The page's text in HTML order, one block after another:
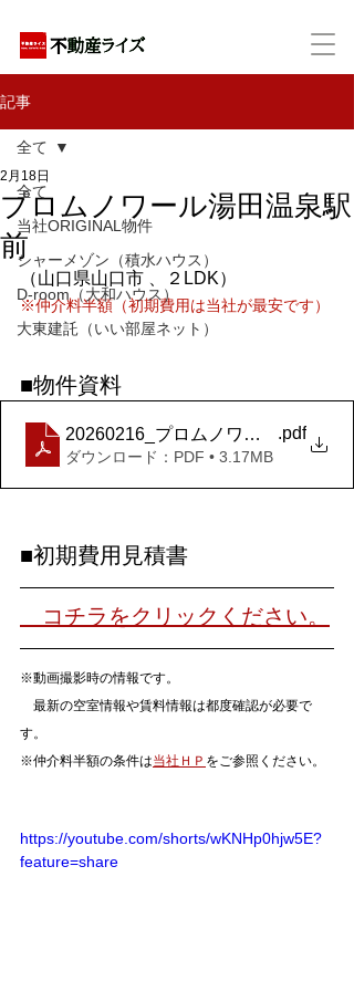
記事
全て
当社ORIGINAL物件
シャーメゾン（積水ハウス）
D-room（大和ハウス）
大東建託（いい部屋ネット）
全て
プロムノワール湯田温泉駅
前
2月18日
（山口県山口市 、２LDK）
※仲介料半額（初期費用は当社が最安です）
■物件資料
20260216_プロムノワール湯田温
.pdf
ダウンロード：PDF • 3.17MB
■初期費用見積書
コチラをクリックください。
※動画撮影時の情報です。
最新の空室情報や賃料情報は都度確認が必要で
す。
※仲介料半額の条件は当社ＨＰ をご参照ください。
https://youtube.com/shorts/wKNHp0hjw5E?
feature=share